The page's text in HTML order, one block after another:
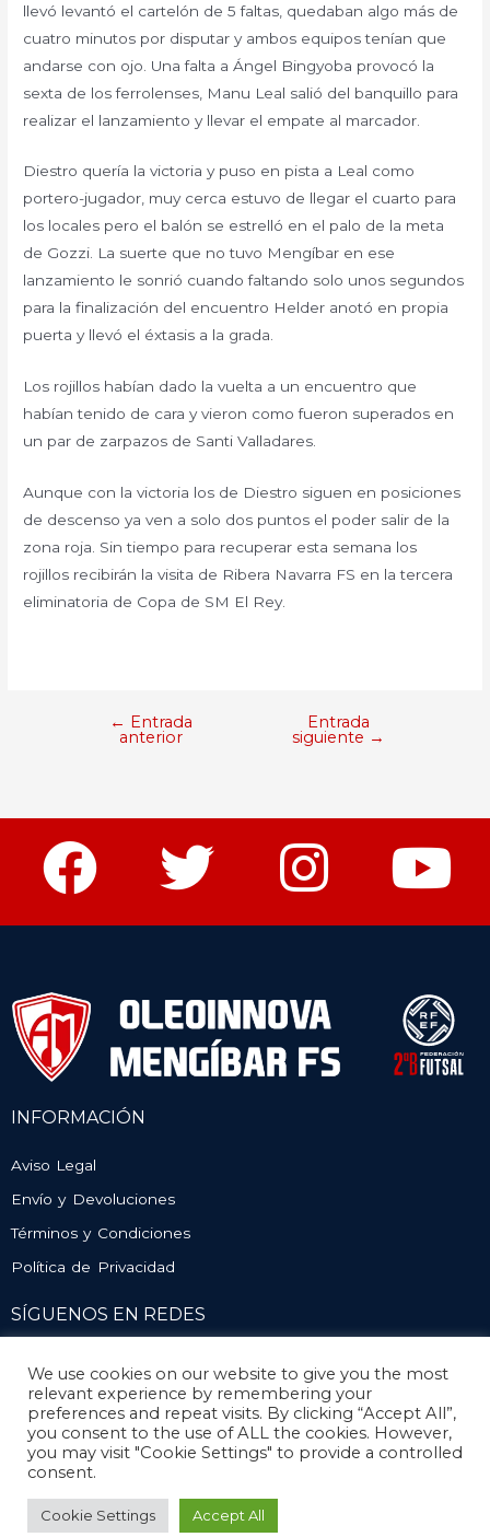
llevó levantó el cartelón de 5 faltas, quedaban algo más de
cuatro minutos por disputar y ambos equipos tenían que
andarse con ojo. Una falta a Ángel Bingyoba provocó la
sexta de los ferrolenses, Manu Leal salió del banquillo para
realizar el lanzamiento y llevar el empate al marcador.
Diestro quería la victoria y puso en pista a Leal como
portero-jugador, muy cerca estuvo de llegar el cuarto para
los locales pero el balón se estrelló en el palo de la meta
de Gozzi. La suerte que no tuvo Mengíbar en ese
lanzamiento le sonrió cuando faltando solo unos segundos
para la finalización del encuentro Helder anotó en propia
puerta y llevó el éxtasis a la grada.
Los rojillos habían dado la vuelta a un encuentro que
habían tenido de cara y vieron como fueron superados en
un par de zarpazos de Santi Valladares.
Aunque con la victoria los de Diestro siguen en posiciones
de descenso ya ven a solo dos puntos el poder salir de la
zona roja. Sin tiempo para recuperar esta semana los
rojillos recibirán la visita de Ribera Navarra FS en la tercera
eliminatoria de Copa de SM El Rey.
← Entrada
anterior
Entrada
siguiente →
INFORMACIÓN
Aviso Legal
Envío y Devoluciones
Términos y Condiciones
Política de Privacidad
SÍGUENOS EN REDES
We use cookies on our website to give you the most
relevant experience by remembering your
preferences and repeat visits. By clicking “Accept All”,
you consent to the use of ALL the cookies. However,
you may visit "Cookie Settings" to provide a controlled
consent.
Cookie Settings Accept All